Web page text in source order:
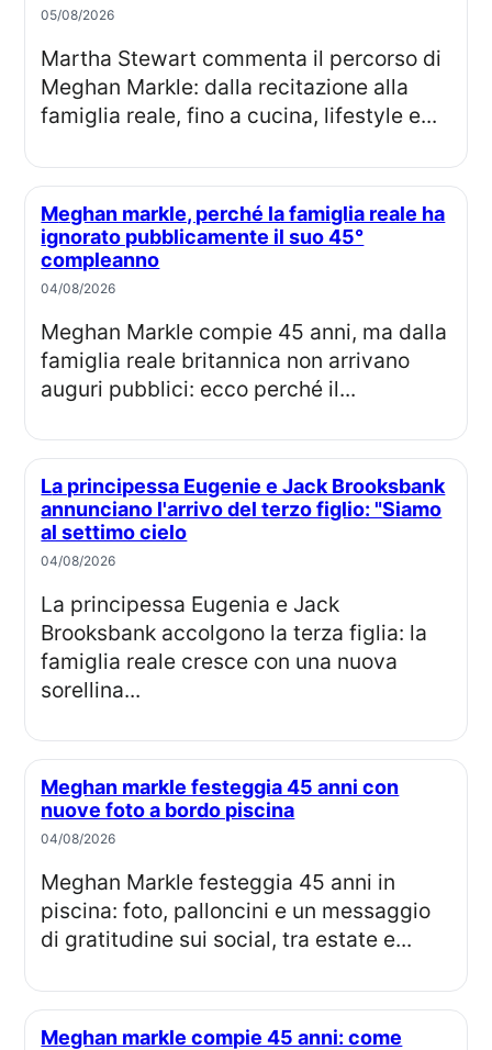
05/08/2026
Martha Stewart commenta il percorso di
Meghan Markle: dalla recitazione alla
famiglia reale, fino a cucina, lifestyle e...
Meghan markle, perché la famiglia reale ha
ignorato pubblicamente il suo 45°
compleanno
04/08/2026
Meghan Markle compie 45 anni, ma dalla
famiglia reale britannica non arrivano
auguri pubblici: ecco perché il...
La principessa Eugenie e Jack Brooksbank
annunciano l'arrivo del terzo figlio: "Siamo
al settimo cielo
04/08/2026
La principessa Eugenia e Jack
Brooksbank accolgono la terza figlia: la
famiglia reale cresce con una nuova
sorellina...
Meghan markle festeggia 45 anni con
nuove foto a bordo piscina
04/08/2026
Meghan Markle festeggia 45 anni in
piscina: foto, palloncini e un messaggio
di gratitudine sui social, tra estate e...
Meghan markle compie 45 anni: come